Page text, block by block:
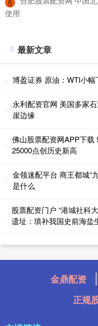
5
使用
最新文章
博盈证券 原油：WTI小
永利配资官网 美国多家
崖边缘
佛山股票配资网APP下载
25000点创历史新高
金领速配平台 商王都城“
是什么
股票配资门户 “港城社科
遗址：填补我国史前海盐
金鼎配资
正规